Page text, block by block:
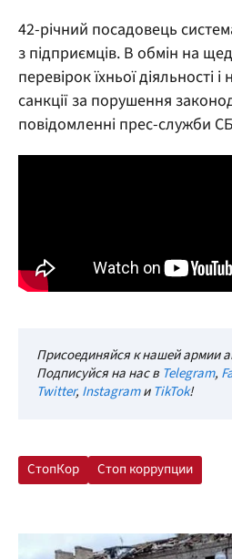
42-річний посадовець
з підприємців. В обмін на
перевірок їхньої діяльності
санкції за порушення
повідомленні прес-служби
Присоединяйся к нашей армии
Подписуйся на нас в Telegram,
Twitter, InstagramиTikTok!
СтопКор Стоп коррупции